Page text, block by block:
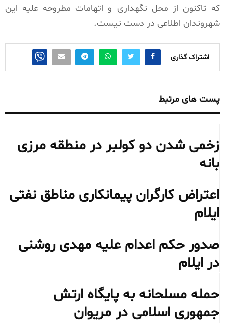
که تاکنون از محل نگهداری و اتهامات مطروحه علیه این
شهروندان اطلاعی در دست نیست.
اشتراک گذاری
پست های مرتبط
زخمی شدن دو کولبر در منطقه مرزی
بانه
اعتراض کارگران پیمانکاری مناطق نفتی
ایلام
صدور حکم اعدام علیه مهدی روشنی
در ایلام
حمله مسلحانه به پایگاه ارتش
جمهوری اسلامی در مریوان